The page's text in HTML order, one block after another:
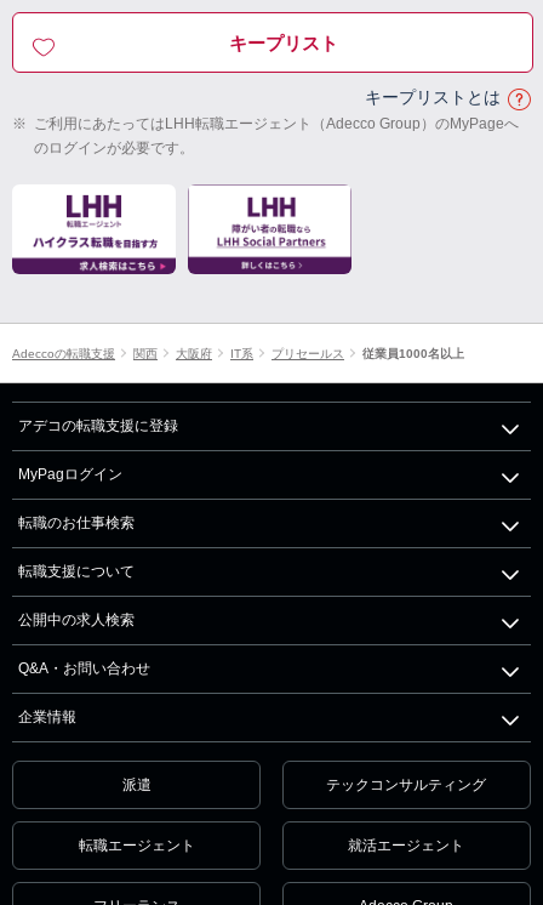
キープリスト
キープリストとは
※ ご利用にあたってはLHH転職エージェント（Adecco Group）のMyPageへ
のログインが必要です。
Adeccoの転職支援 関西 大阪府 IT系 プリセールス 従業員1000名以上
アデコの転職支援に登録
MyPagログイン
転職のお仕事検索
転職支援について
公開中の求人検索
Q&A・お問い合わせ
企業情報
派遣 テックコンサルティング
転職エージェント 就活エージェント